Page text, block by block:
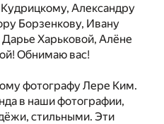
Александру
Борзенкову, Ивану
Харьковой, Алёне
Обнимаю вас!
фотографу Лере Ким.
в наши фотографии,
стильными. Эти